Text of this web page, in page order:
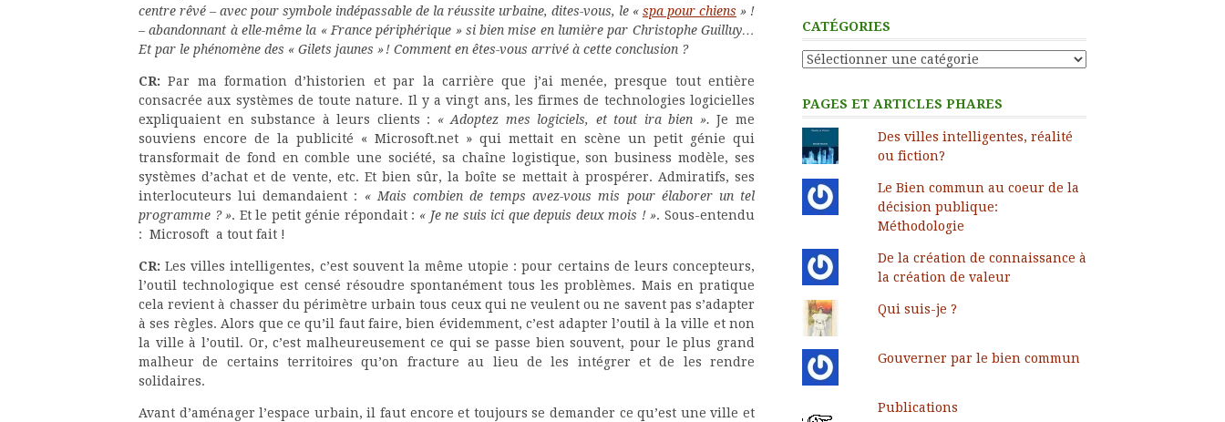
centre rêvé – avec pour symbole indépassable de la réussite urbaine, dites-vous, le « spa pour chiens » !
– abandonnant à elle-même la « France périphérique » si bien mise en lumière par Christophe Guilluy…
Et par le phénomène des « Gilets jaunes » ! Comment en êtes-vous arrivé à cette conclusion ?
CR: Par ma formation d’historien et par la carrière que j’ai menée, presque tout entière
consacrée aux systèmes de toute nature. Il y a vingt ans, les firmes de technologies logicielles
expliquaient en substance à leurs clients : « Adoptez mes logiciels, et tout ira bien ».Je me
souviens encore de la publicité « Microsoft.net » qui mettait en scène un petit génie qui
transformait de fond en comble une société, sa chaîne logistique, son business modèle, ses
systèmes d’achat et de vente, etc. Et bien sûr, la boîte se mettait à prospérer. Admiratifs, ses
interlocuteurs lui demandaient : « Mais combien de temps avez-vous mis pour élaborer un tel
programme ? ». Et le petit génie répondait : « Je ne suis ici que depuis deux mois ! ». Sous-entendu
: Microsoft a tout fait !
CR:Les villes intelligentes, c’est souvent la même utopie : pour certains de leurs concepteurs,
l’outil technologique est censé résoudre spontanément tous les problèmes. Mais en pratique
cela revient à chasser du périmètre urbain tous ceux qui ne veulent ou ne savent pas s’adapter
à ses règles. Alors que ce qu’il faut faire, bien évidemment, c’est adapter l’outil à la ville et non
la ville à l’outil. Or, c’est malheureusement ce qui se passe bien souvent, pour le plus grand
malheur de certains territoires qu’on fracture au lieu de les intégrer et de les rendre
solidaires.
Avant d’aménager l’espace urbain, il faut encore et toujours se demander ce qu’est une ville et
CATÉGORIES
Catégories
PAGES ET ARTICLES PHARES
Des villes intelligentes, réalité
ou fiction?
Le Bien commun au coeur de la
décision publique:
Méthodologie
De la création de connaissance à
la création de valeur
Qui suis-je ?
Gouverner par le bien commun
Publications